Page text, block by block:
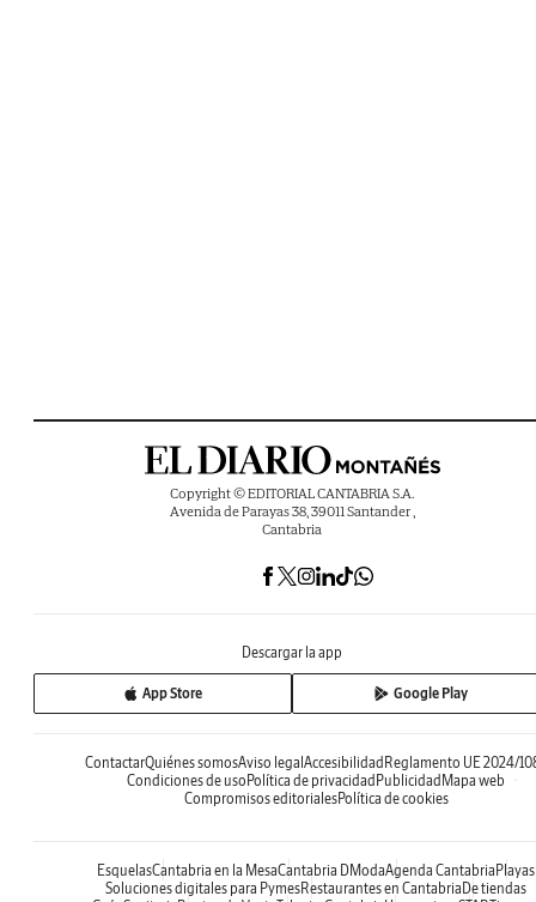
Copyright © EDITORIAL CANTABRIA S.A.
Avenida de Parayas 38, 39011 Santander ,
Cantabria
Descargar la app
App Store Google Play
ContactarQuiénes somosAviso legal Accesibilidad Reglamento UE 2024/
Condiciones de uso Política de privacidad Publicidad Mapa web
Compromisos editorialesPolítica de cookies
EsquelasCantabria en la MesaCantabria DModaAgenda Cantabria Playas
Soluciones digitales para PymesRestaurantes en Cantabria De tiendas